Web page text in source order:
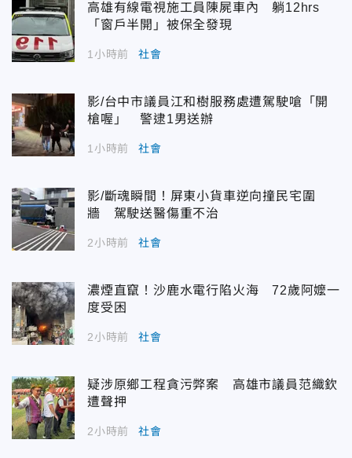
高雄有線電視施工員陳屍車內 躺12hrs
「窗戶半開」被保全發現
1小時前 社會
影/台中市議員江和樹服務處遭駕駛嗆「開
槍喔」 警逮1男送辦
1小時前 社會
影/斷魂瞬間！屏東小貨車逆向撞民宅圍
牆 駕駛送醫傷重不治
2小時前 社會
濃煙直竄！沙鹿水電行陷火海 72歲阿嬤一
度受困
2小時前 社會
疑涉原鄉工程貪污弊案 高雄市議員范織欽
遭聲押
2小時前 社會